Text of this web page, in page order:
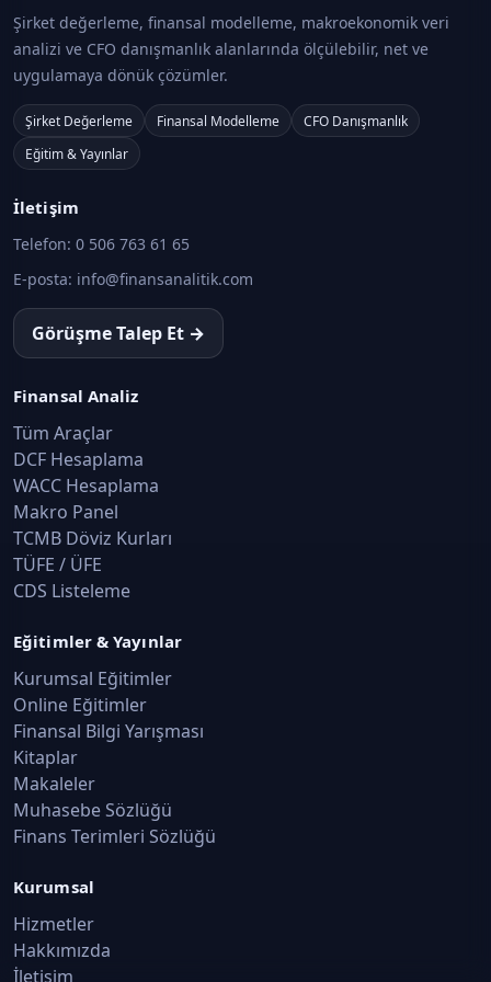
Borçlanma Araçları Tebliği ve İhraç Süreci
Sermaye Piyasası Araçları 1 · Konu 12
Tahviller ve Özellikli Borçlanma Araçları
(PDT, DET vb.)
Finansman Bonoları ve Diğer Araçlar +
BASK Tebliği
Yeşil ve Sürdürülebilir Borçlanma Araçları
Sermaye Piyasası Araçları 1 · Konu 15
Yatırım Fonları: Temel Yapı ve Kavramlar
Sermaye Piyasası Araçları 1 · Konu 16
Fon Türleri, Şemsiye Fon Yapısı ve Kuruluş
Süreci
Sermaye Piyasası Araçları 1 · Konu 17
Katılma Payları, Alım-Satım ve Portföy
Sınırlamaları
Sermaye Piyasası Araçları 1 · Konu 18
Portföy Yönetim Şirketleri ve Saklama
Yapısı
Sermaye Piyasası Araçları 1 · Konu 19
Yönetimi
Sermaye Piyasası Araçları 1 · Konu 20
Şirket değerleme, finansal modelleme, makroekonomik veri
analizi ve CFO danışmanlık alanlarında ölçülebilir, net ve
uygulamaya dönük çözümler.
Şirket Değerleme Finansal Modelleme
CFO Danışmanlık
Eğitim & Yayınlar
İletişim
Telefon: 0 506 763 61 65
E-posta: info@finansanalitik.com
Görüşme Talep Et →
Finansal Analiz
Tüm Araçlar
DCF Hesaplama
WACC Hesaplama
Makro Panel
TCMB Döviz Kurları
TÜFE / ÜFE
CDS Listeleme
Eğitimler & Yayınlar
Kurumsal Eğitimler
Online Eğitimler
Finansal Bilgi Yarışması
Kitaplar
Makaleler
Muhasebe Sözlüğü
Finans Terimleri Sözlüğü
Kurumsal
Hizmetler
Hakkımızda
İletişim